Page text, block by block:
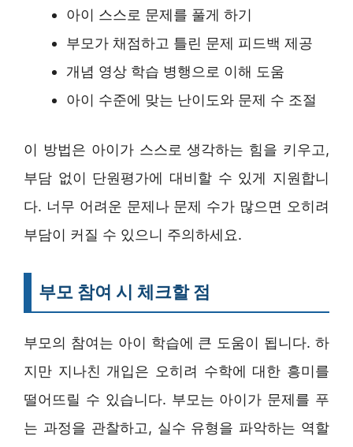
아이 스스로 문제를 풀게 하기
부모가 채점하고 틀린 문제 피드백 제공
개념 영상 학습 병행으로 이해 도움
아이 수준에 맞는 난이도와 문제 수 조절
이 방법은 아이가 스스로 생각하는 힘을 키우고,
부담 없이 단원평가에 대비할 수 있게 지원합니
다. 너무 어려운 문제나 문제 수가 많으면 오히려
부담이 커질 수 있으니 주의하세요.
부모 참여 시 체크할 점
부모의 참여는 아이 학습에 큰 도움이 됩니다. 하
지만 지나친 개입은 오히려 수학에 대한 흥미를
떨어뜨릴 수 있습니다. 부모는 아이가 문제를 푸
는 과정을 관찰하고, 실수 유형을 파악하는 역할